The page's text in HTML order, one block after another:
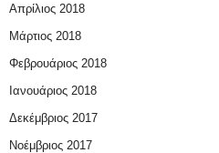
Απρίλιος 2018
Μάρτιος 2018
Φεβρουάριος 2018
Ιανουάριος 2018
Δεκέμβριος 2017
Νοέμβριος 2017